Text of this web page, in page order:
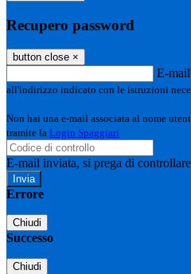
Recupero password
button close ×
E-mail
all'indirizzo indicato con le istruzioni
Non hai una e-mail associata al nome
tramite la Login Spaggiari
E-mail inviata, si prega di
Errore
Chiudi
Successo
Chiudi